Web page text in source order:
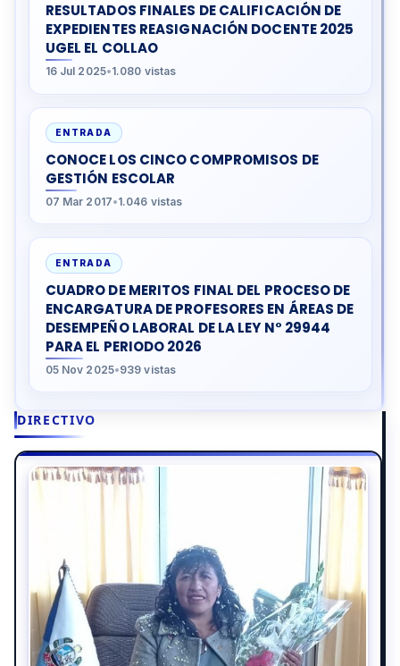
DIRECTIVO
RESULTADOS FINALES DE CALIFICACIÓN DE
EXPEDIENTES REASIGNACIÓN DOCENTE 2025
UGEL EL COLLAO
16 Jul 2025•1.080 vistas
ENTRADA
CONOCE LOS CINCO COMPROMISOS DE
GESTIÓN ESCOLAR
07 Mar 2017•1.046 vistas
ENTRADA
CUADRO DE MERITOS FINAL DEL PROCESO DE
ENCARGATURA DE PROFESORES EN ÁREAS DE
DESEMPEÑO LABORAL DE LA LEY N° 29944
PARA EL PERIODO 2026
05 Nov 2025•939 vistas